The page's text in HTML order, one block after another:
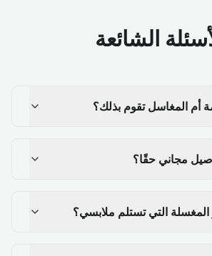
الشائعة
أم المغاسل تقوم بذلك؟
مجاني حقًا؟
المغسلة التي تستلم ملابسي؟